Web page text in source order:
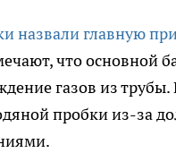
назвали главную
что основной
газов из
пробки из-за